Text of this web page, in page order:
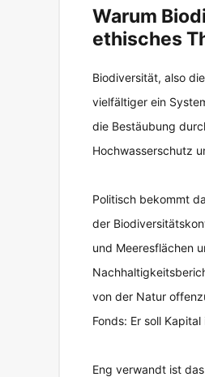
Warum
ethisches
Biodiversität, also
vielfältiger ein
die Bestäubung
Hochwasserschutz
Politisch bekommt
der
und Meeresflächen
von der Natur
Fonds: Er soll
Eng verwandt ist